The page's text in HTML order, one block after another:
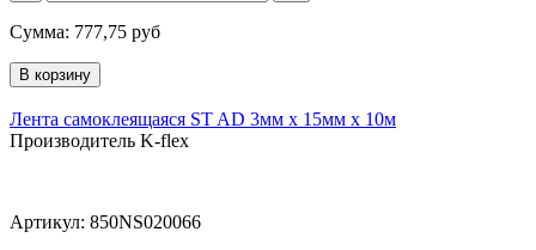
Сумма: 777,75 руб
Лента самоклеящаяся ST AD 3мм х 15мм х 10м
Производитель K-flex
Артикул: 850NS020066